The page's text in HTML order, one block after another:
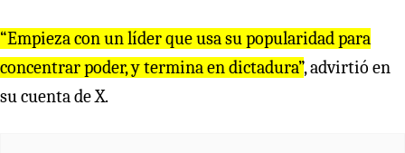
“Empieza con un líder que usa su popularidad para
concentrar poder, y termina en dictadura”, advirtió en
su cuenta de X.